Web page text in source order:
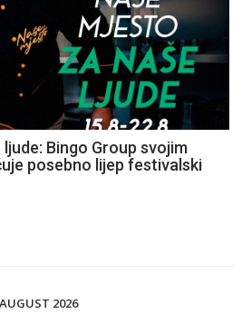
Bingo Group svojim
posebno lijep festivalski
AUGUST 2026